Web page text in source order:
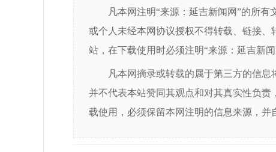
凡本网注明“来源：延吉新闻网”的所
或个人未经本网协议授权不得转载、链接
站，在下载使用时必须注明“来源：延吉新
凡本网摘录或转载的属于第三方的信
并不代表本站赞同其观点和对其真实性负
载使用，必须保留本网注明的信息来源，并